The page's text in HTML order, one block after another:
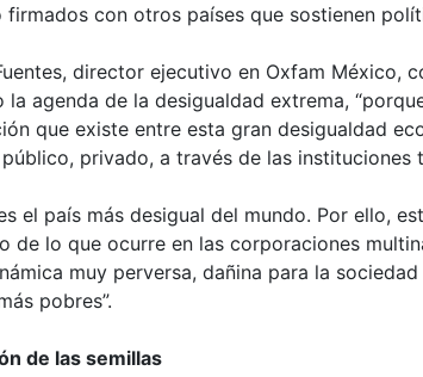
firmados con otros países que sostienen
director ejecutivo en Oxfam México,
la agenda de la desigualdad extrema,
que existe entre esta gran desigualdad
privado, a través de las instituciones
el país más desigual del mundo. Por ello,
de lo que ocurre en las corporaciones
muy perversa, dañina para la
pobres”.
de las semillas